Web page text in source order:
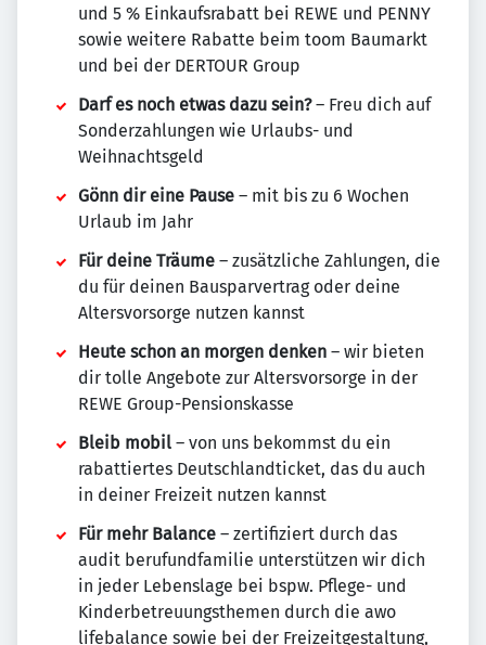
und 5 % Einkaufsrabatt bei REWE und PENNY
sowie weitere Rabatte beim toom Baumarkt
und bei der DERTOUR Group
Darf es noch etwas dazu sein?– Freu dich auf
Sonderzahlungen wie Urlaubs- und
Weihnachtsgeld
Gönn dir eine Pause – mit bis zu 6 Wochen
Urlaub im Jahr
Für deine Träume – zusätzliche Zahlungen, die
du für deinen Bausparvertrag oder deine
Altersvorsorge nutzen kannst
Heute schon an morgen denken – wir bieten
dir tolle Angebote zur Altersvorsorge in der
REWE Group-Pensionskasse
Bleib mobil – von uns bekommst du ein
rabattiertes Deutschlandticket, das du auch
in deiner Freizeit nutzen kannst
Für mehr Balance – zertifiziert durch das
audit berufundfamilie unterstützen wir dich
in jeder Lebenslage bei bspw. Pflege- und
Kinderbetreuungsthemen durch die awo
lifebalance sowie bei der Freizeitgestaltung,